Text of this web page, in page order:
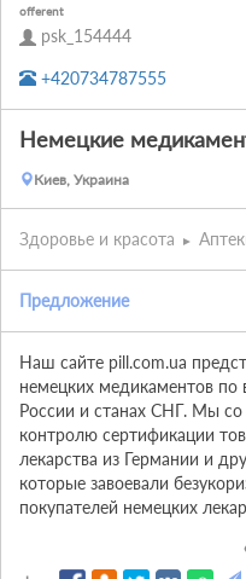
offerent
psk_154444
+420734787555
Немецкие
Киев, Украина
Здоровье и красота
Предложение
Наш сайте pill.com.ua
немецких медикаментов по
России и станах СНГ. Мы
контролю сертификации
лекарства из Германии и
которые завоевали
покупателей немецких